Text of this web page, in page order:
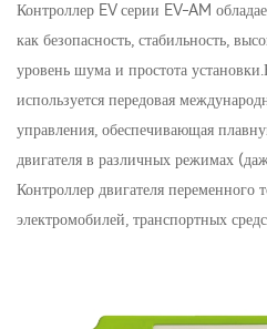
Контроллер EV серии EV-AM
как безопасность, стабильность,
уровень шума и простота
используется передовая
управления, обеспечивающая
двигателя в различных режимах
Контроллер двигателя переменного
электромобилей, транспортных